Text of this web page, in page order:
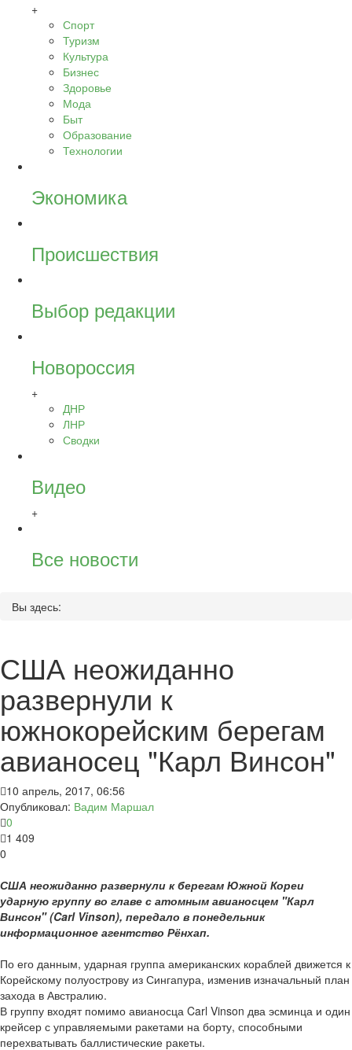
+
Спорт
Туризм
Культура
Бизнес
Здоровье
Мода
Быт
Образование
Технологии
Экономика
Происшествия
Выбор редакции
Новороссия
+
ДНР
ЛНР
Сводки
Видео
+
Все новости
Вы здесь:
США неожиданно
развернули к
южнокорейским берегам
авианосец "Карл Винсон"
10 апрель, 2017, 06:56
Опубликовал: Вадим Маршал
0
1 409
0
США неожиданно развернули к берегам Южной Кореи
ударную группу во главе с атомным авианосцем "Карл
Винсон" (Carl Vinson), передало в понедельник
информационное агентство Рёнхап.
По его данным, ударная группа американских кораблей движется к
Корейскому полуострову из Сингапура, изменив изначальный план
захода в Австралию.
В группу входят помимо авианосца Carl Vinson два эсминца и один
крейсер с управляемыми ракетами на борту, способными
перехватывать баллистические ракеты.